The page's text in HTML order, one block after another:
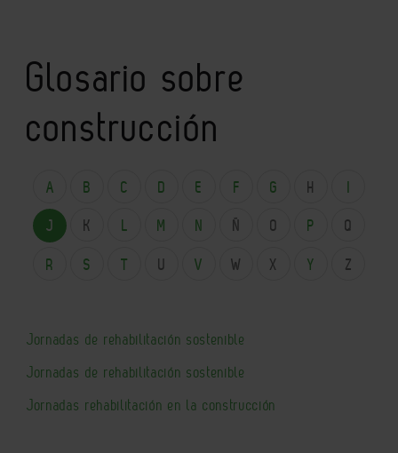
Glosario sobre
construcción
A B C D E F G H
J K L M N Ñ O P Q
R S T U V W X Y Z
Jornadas de rehabilitación sostenible
Jornadas de rehabilitación sostenible
Jornadas rehabilitación en la construcción